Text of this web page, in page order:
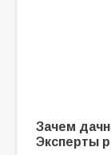
Зачем
Эксперты